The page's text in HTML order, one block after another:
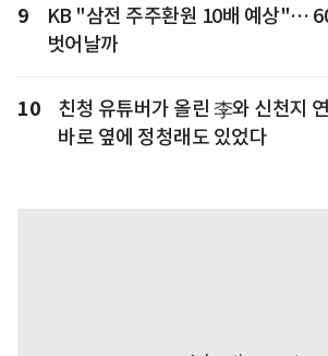
9
KB "삼전 주주환원 10배 예상"…
벗어날까
10
친청 유튜버가 올린 李와 신천지
바로 옆에 정청래도 있었다